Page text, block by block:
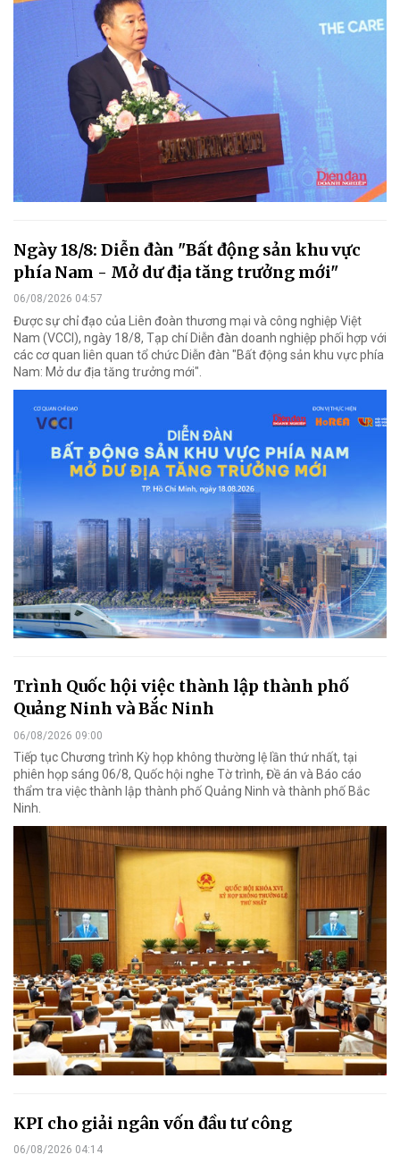
Ngày 18/8: Diễn đàn "Bất động sản khu vực
phía Nam - Mở dư địa tăng trưởng mới"
06/08/2026 04:57
Được sự chỉ đạo của Liên đoàn thương mại và công nghiệp Việt
Nam (VCCI), ngày 18/8, Tạp chí Diễn đàn doanh nghiệp phối hợp với
các cơ quan liên quan tổ chức Diễn đàn "Bất động sản khu vực phía
Nam: Mở dư địa tăng trưởng mới".
Trình Quốc hội việc thành lập thành phố
Quảng Ninh và Bắc Ninh
06/08/2026 09:00
Tiếp tục Chương trình Kỳ họp không thường lệ lần thứ nhất, tại
phiên họp sáng 06/8, Quốc hội nghe Tờ trình, Đề án và Báo cáo
thẩm tra việc thành lập thành phố Quảng Ninh và thành phố Bắc
Ninh.
KPI cho giải ngân vốn đầu tư công
06/08/2026 04:14